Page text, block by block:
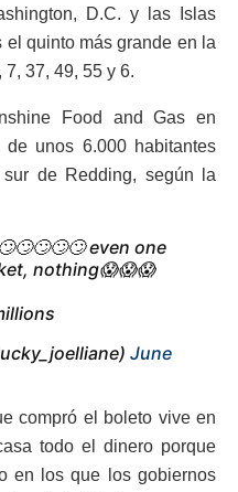
D.C. y las Islas
quinto más grande en la
37, 49, 55 y 6.
Food and Gas en
unos 6.000 habitantes
de Redding, según la
even one
nothing😱😱😱
June
compró el boleto vive en
todo el dinero porque
en los que los gobiernos